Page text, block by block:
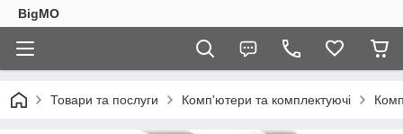
BigMO
Товари та послуги Комп'ютери та комплектуючі